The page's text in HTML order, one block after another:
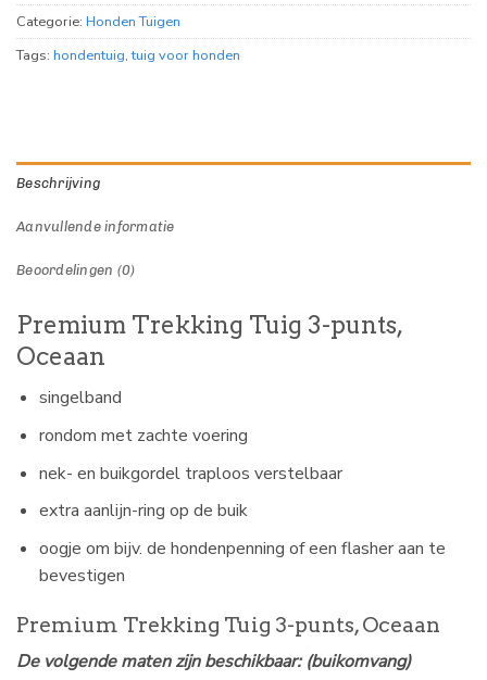
Categorie: Honden Tuigen
Tags: hondentuig,tuig voor honden
Beschrijving
Aanvullende informatie
Beoordelingen (0)
Premium Trekking Tuig 3-punts,
Oceaan
singelband
rondom met zachte voering
nek- en buikgordel traploos verstelbaar
extra aanlijn-ring op de buik
oogje om bijv. de hondenpenning of een flasher aan te
bevestigen
Premium Trekking Tuig 3-punts, Oceaan
De volgende maten zijn beschikbaar: (buikomvang)